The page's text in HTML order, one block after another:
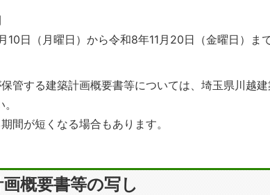
10日（月曜日）から令和8年11月20日（金曜日）ま
管する建築計画概要書等については、埼玉県川越
間が短くなる場合もあります。
概要書等の写し